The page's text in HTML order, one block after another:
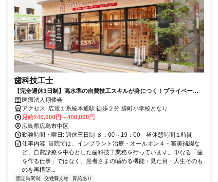
歯科技工士
【完全週休3日制】高水準の自費技工スキルが身につく！プライベート
も仕事も妥協しない働き方。
医療法人翔優会
アクセス: 広電１系統本通駅 徒歩２分 袋町小学校となり
月給240,000円～400,000円
広島県広島市中区
勤務時間・曜日: 週休三日制 ８：00～19：00 昼休憩時間１時間
仕事内容: 当院では、インプラント治療・オールオン４・審美補綴な
ど、自費診療を中心とした歯科技工業務を行っています。単なる「歯
を作る仕事」ではなく、患者さまの噛める機能・見た目・人生そのも
のを再構築...
固定時間制 交通費支給 昇給あり